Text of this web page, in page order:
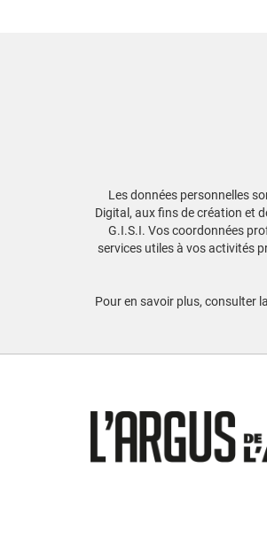
Les données personnelles
Digital, aux fins de création et
G.I.S.I. Vos coordonnées
services utiles à vos activités
Pour en savoir plus, consulter